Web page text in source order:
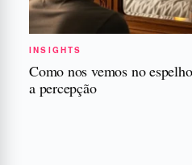
INSIGHTS
Como nos vemos no
a percepção